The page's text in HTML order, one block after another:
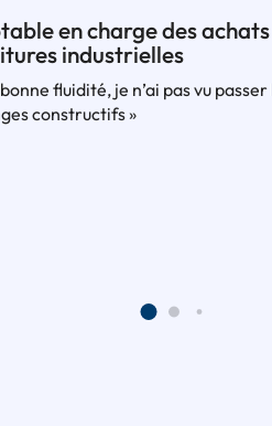
en charge des
industrielles
fluidité, je n’ai pas vu
constructifs »